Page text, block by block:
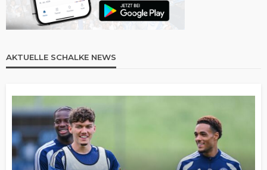
AKTUELLE SCHALKE NEWS